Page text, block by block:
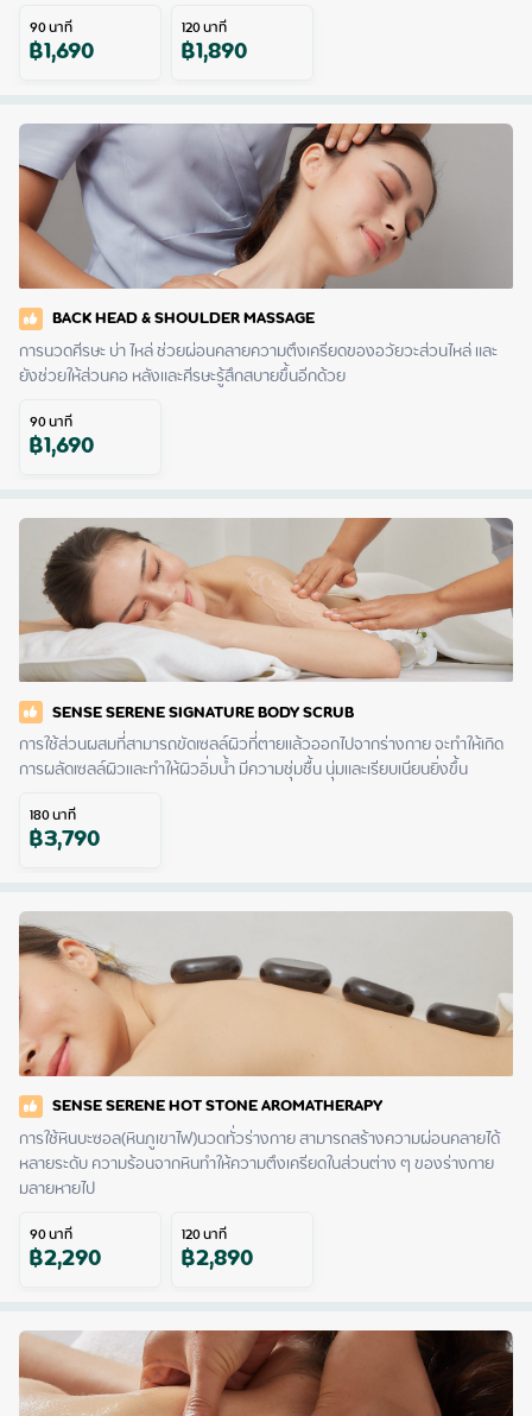
90นาที
฿1,690 120นาที
฿1,890
BACK HEAD & SHOULDER MASSAGE
การนวดศีรษะ บ่า ไหล่ ช่วยผ่อนคลายความตึงเครียดของอวัยวะส่วนไหล่ และ
ยังช่วยให้ส่วนคอ หลังและศีรษะรู้สึกสบายขึ้นอีกด้วย
90นาที
฿1,690
SENSE SERENE SIGNATURE BODY SCRUB
การใช้ส่วนผสมที่สามารถขัดเซลล์ผิวที่ตายแล้วออกไปจากร่างกาย จะทำให้เกิด
การผลัดเซลล์ผิวและทำให้ผิวอิ่มน้ำ มีความชุ่มชื้น นุ่มและเรียบเนียนยิ่งขึ้น
180นาที
฿3,790
SENSE SERENE HOT STONE AROMATHERAPY
การใช้หินบะซอล(หินภูเขาไฟ)นวดทั่วร่างกาย สามารถสร้างความผ่อนคลายได้
หลายระดับ ความร้อนจากหินทำให้ความตึงเครียดในส่วนต่าง ๆ ของร่างกาย
มลายหายไป
90นาที
฿2,290 120นาที
฿2,890